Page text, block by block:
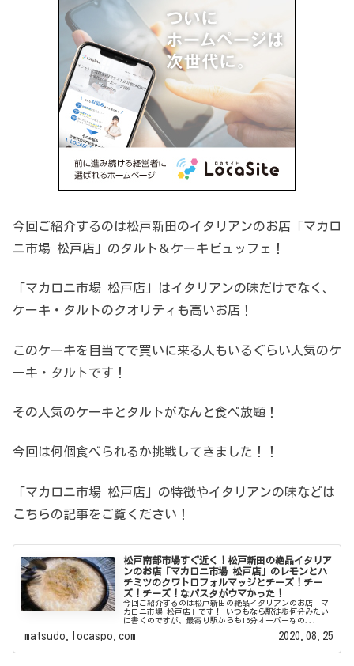
今回ご紹介するのは松戸新田のイタリアンのお店「マカロ
ニ市場 松戸店」のタルト＆ケーキビュッフェ！
「マカロニ市場 松戸店」はイタリアンの味だけでなく、
ケーキ・タルトのクオリティも高いお店！
このケーキを目当てで買いに来る人もいるぐらい人気のケ
ーキ・タルトです！
その人気のケーキとタルトがなんと食べ放題！
今回は何個食べられるか挑戦してきました！！
「マカロニ市場 松戸店」の特徴やイタリアンの味などは
こちらの記事をご覧ください！
松戸南部市場すぐ近く！松戸新田の絶品イタリア
ンのお店「マカロニ市場 松戸店」のレモンとハ
チミツのクワトロフォルマッジとチーズ！チー
ズ！チーズ！なパスタがウマかった！
今回ご紹介するのは松戸新田の絶品イタリアンのお店「マ
カロニ市場 松戸店」です！ いつもなら駅徒歩何分みたい
に書くのですが、最寄り駅からも15分オーバーなの...
matsudo.locaspo.com 2020.08.25